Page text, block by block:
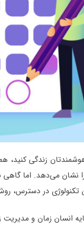
زندگی کنید،
نشان می‌دهد. اما گاهی
تکنولوژی در دسترس،
انسان زمان و